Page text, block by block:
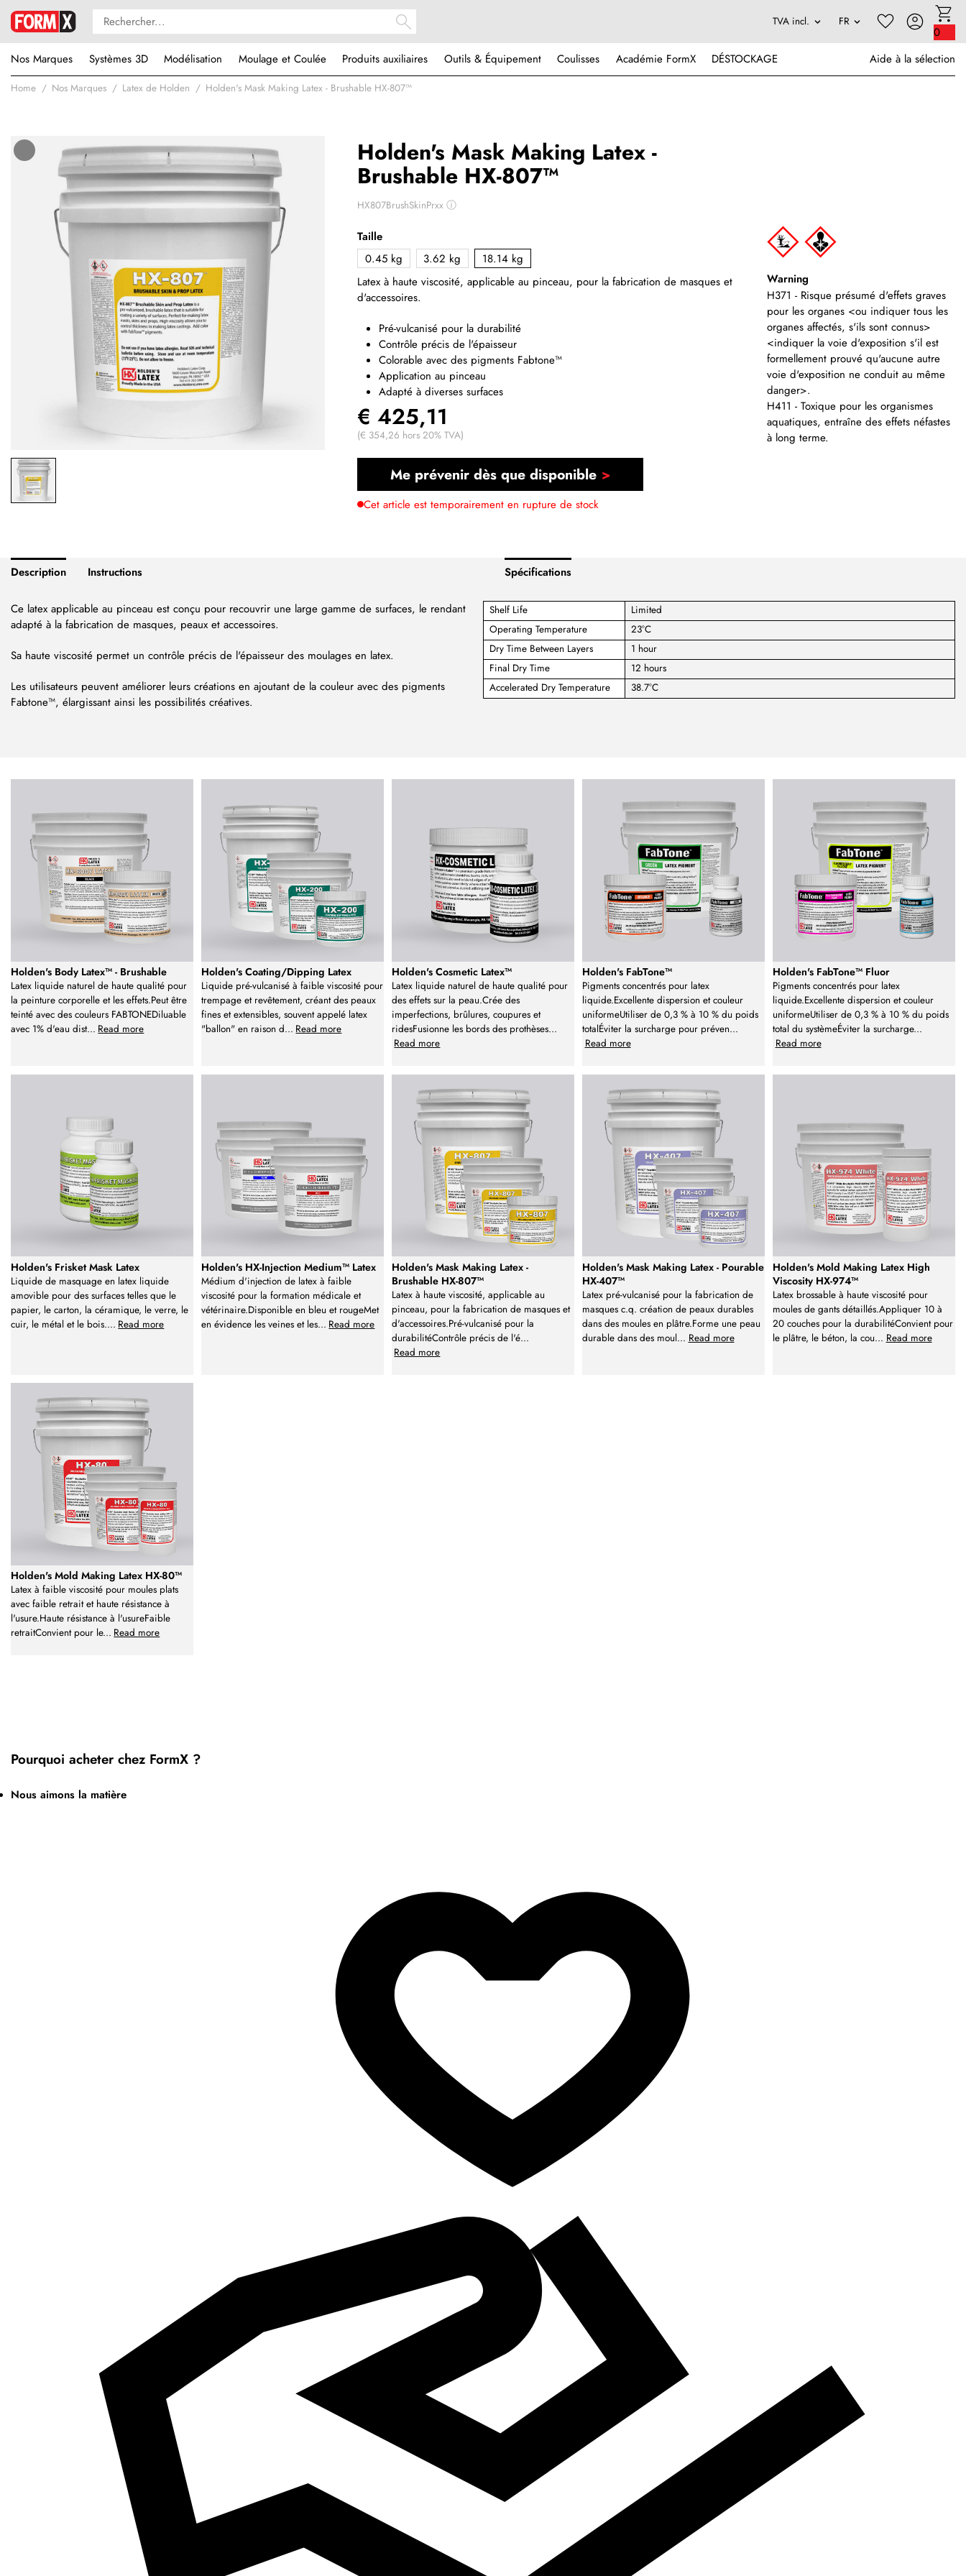
0
Nos Marques
Systèmes 3D Modélisation Moulage et Coulée Produits auxiliaires Outils & Équipement Coulisses Académie FormX DÉSTOCKAGE Aide à la sélection
Home Nos Marques Latex de Holden Holden's Mask Making Latex - Brushable HX-807™
Holden's Mask Making Latex -
Brushable HX-807™
HX807BrushSkinPrxxⓘ
Taille
0.45 kg
3.62 kg
18.14 kg
Latex à haute viscosité, applicable au pinceau, pour la fabrication de masques et
d'accessoires.
Pré-vulcanisé pour la durabilité
Contrôle précis de l'épaisseur
Colorable avec des pigments Fabtone™
Application au pinceau
Adapté à diverses surfaces
Warning
H371 - Risque présumé d'effets graves
pour les organes <ou indiquer tous les
organes affectés, s'ils sont connus>
<indiquer la voie d'exposition s'il est
formellement prouvé qu'aucune autre
voie d'exposition ne conduit au même
danger>.
H411 - Toxique pour les organismes
aquatiques, entraîne des effets néfastes
à long terme.
€ 425,11
(€ 354,26 hors 20% TVA)
Me prévenir dès que disponible
Cet article est temporairement en rupture de stock
Description Instructions Spécifications
Ce latex applicable au pinceau est conçu pour recouvrir une large gamme de surfaces, le rendant
adapté à la fabrication de masques, peaux et accessoires.
Sa haute viscosité permet un contrôle précis de l'épaisseur des moulages en latex.
Les utilisateurs peuvent améliorer leurs créations en ajoutant de la couleur avec des pigments
Fabtone™, élargissant ainsi les possibilités créatives.
Shelf Life
Limited
Operating Temperature
23°C
Dry Time Between Layers
1 hour
Final Dry Time
12 hours
Accelerated Dry Temperature
38.7°C
Holden's Body Latex™ - Brushable
Latex liquide naturel de haute qualité pour
la peinture corporelle et les effets.Peut être
teinté avec des couleurs FABTONEDiluable
avec 1% d'eau dist... Read more
Holden's Coating/Dipping Latex
Liquide pré-vulcanisé à faible viscosité pour
trempage et revêtement, créant des peaux
fines et extensibles, souvent appelé latex
"ballon" en raison d... Read more
Holden's Cosmetic Latex™
Latex liquide naturel de haute qualité pour
des effets sur la peau.Crée des
imperfections, brûlures, coupures et
ridesFusionne les bords des prothèses...
Read more
Holden's FabTone™
Pigments concentrés pour latex
liquide.Excellente dispersion et couleur
uniformeUtiliser de 0,3 % à 10 % du poids
totalÉviter la surcharge pour préven...
Read more
Holden's FabTone™ Fluor
Pigments concentrés pour latex
liquide.Excellente dispersion et couleur
uniformeUtiliser de 0,3 % à 10 % du poids
total du systèmeÉviter la surcharge...
Read more
Holden's Frisket Mask Latex
Liquide de masquage en latex liquide
amovible pour des surfaces telles que le
papier, le carton, la céramique, le verre, le
cuir, le métal et le bois.... Read more
Holden's HX-Injection Medium™ Latex
Médium d'injection de latex à faible
viscosité pour la formation médicale et
vétérinaire.Disponible en bleu et rougeMet
en évidence les veines et les... Read more
Holden's Mask Making Latex -
Brushable HX-807™
Latex à haute viscosité, applicable au
pinceau, pour la fabrication de masques et
d'accessoires.Pré-vulcanisé pour la
durabilitéContrôle précis de l'é...
Read more
Holden's Mask Making Latex - Pourable
HX-407™
Latex pré-vulcanisé pour la fabrication de
masques c.q. création de peaux durables
dans des moules en plâtre.Forme une peau
durable dans des moul... Read more
Holden's Mold Making Latex High
Viscosity HX-974™
Latex brossable à haute viscosité pour
moules de gants détaillés.Appliquer 10 à
20 couches pour la durabilitéConvient pour
le plâtre, le béton, la cou... Read more
Holden's Mold Making Latex HX-80™
Latex à faible viscosité pour moules plats
avec faible retrait et haute résistance à
l'usure.Haute résistance à l'usureFaible
retraitConvient pour le... Read more
Pourquoi acheter chez FormX ?
Nous aimons la matière